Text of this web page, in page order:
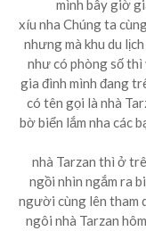
mình bây giờ
xíu nha Chúng ta
nhưng mà khu du
như có phòng số
gia đình mình đang
có tên gọi là nhà
bờ biển lắm nha các
nhà Tarzan thì ở
ngồi nhìn ngắm ra
người cùng lên tham
ngôi nhà Tarzan